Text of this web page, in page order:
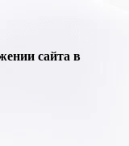
сайта в